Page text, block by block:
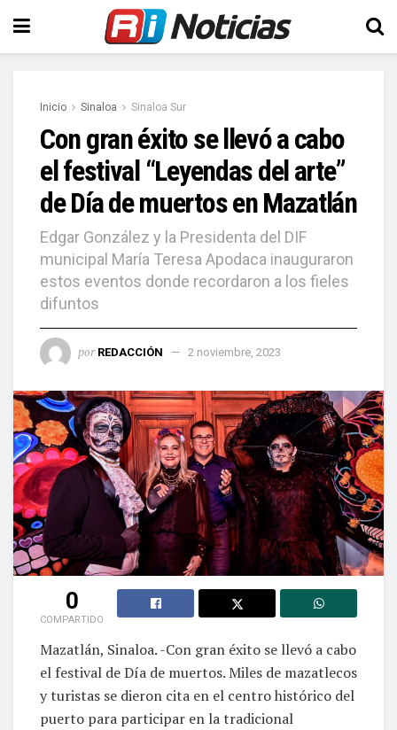
Inicio Sinaloa Sinaloa Sur
Con gran éxito se llevó a cabo
el festival “Leyendas del arte”
de Día de muertos en Mazatlán
Edgar González y la Presidenta del DIF
municipal María Teresa Apodaca inauguraron
estos eventos donde recordaron a los fieles
difuntos
por REDACCIÓN 2 noviembre, 2023
0
COMPARTIDO
Mazatlán, Sinaloa. -Con gran éxito se llevó a cabo
el festival de Día de muertos. Miles de mazatlecos
y turistas se dieron cita en el centro histórico del
puerto para participar en la tradicional